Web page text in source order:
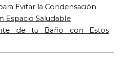
Evitar la Condensación
Espacio Saludable
de tu Baño con Estos